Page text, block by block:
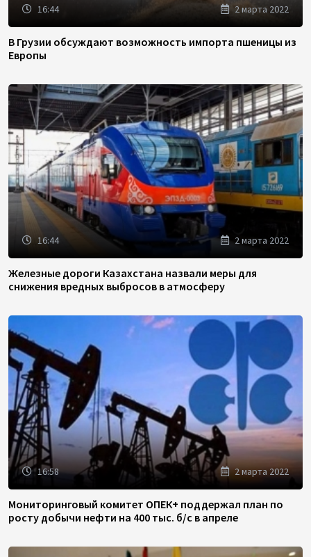
16:44 2 марта 2022
В Грузии обсуждают возможность импорта пшеницы из
Европы
16:44 2 марта 2022
Железные дороги Казахстана назвали меры для
снижения вредных выбросов в атмосферу
16:58 2 марта 2022
Мониторинговый комитет ОПЕК+ поддержал план по
росту добычи нефти на 400 тыс. б/с в апреле